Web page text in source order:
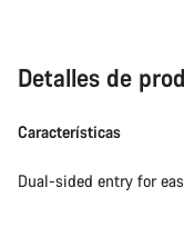
Detalles de
Características
Dual-sided entry for